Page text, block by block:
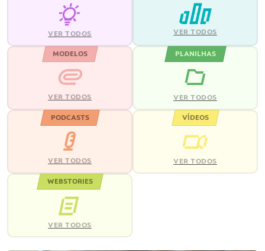
VER TODOS VER TODOS
MODELOS
VER TODOS
PLANILHAS
VER TODOS
PODCASTS
VER TODOS
VÍDEOS
VER TODOS
WEBSTORIES
VER TODOS